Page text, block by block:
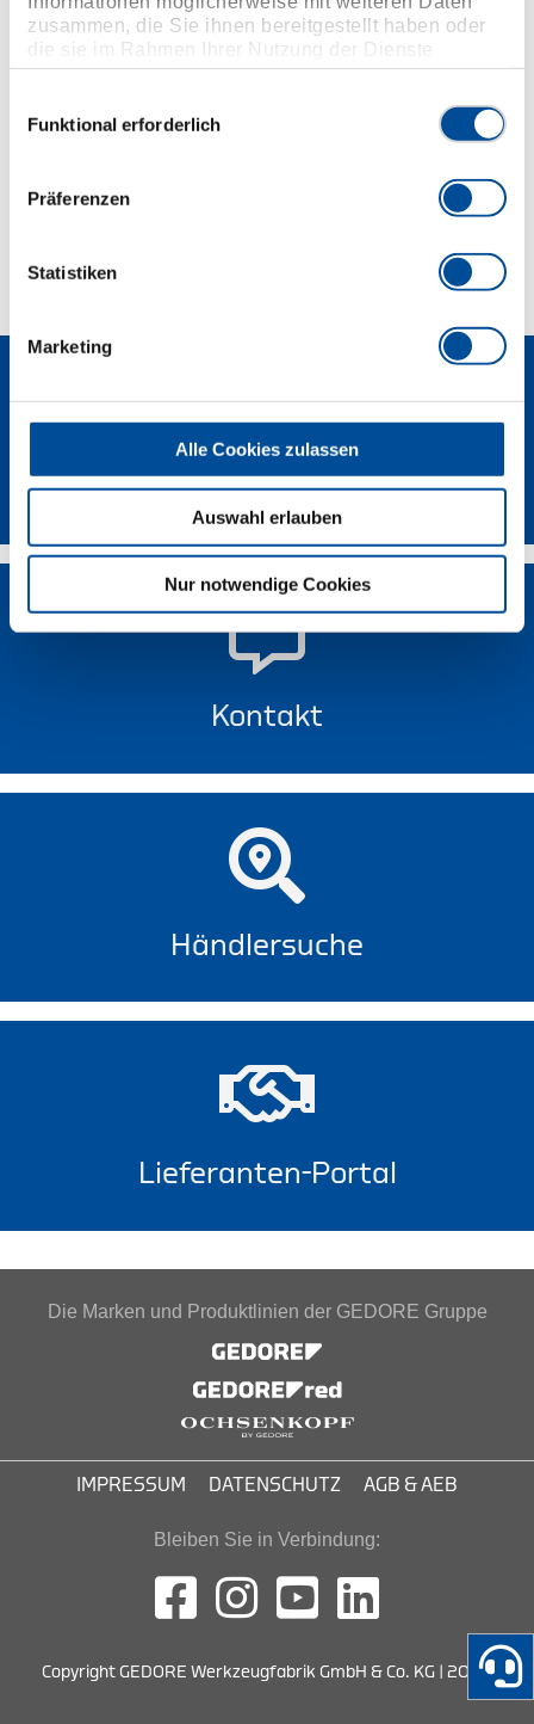
zusammen, die Sie ihnen bereitgestellt haben oder
die sie im Rahmen Ihrer Nutzung der Dienste
gesammelt haben. Unsere vollständige
Funktional erforderlich
Präferenzen
Statistiken
Marketing
Alle Cookies zulassen
Auswahl erlauben
Nur notwendige Cookies
Zum Ausdrücken des Kugelgelenkzapfens aus dem
Lenkhebel, Achsschenkel, Stabilisator etc.
Newsletter
Kontakt
Händlersuche
Lieferanten-Portal
Die Marken und Produktlinien der GEDORE Gruppe
IMPRESSUM DATENSCHUTZ AGB & AEB
Bleiben Sie in Verbindung:
Copyright GEDORE Werkzeugfabrik GmbH & Co. KG | 2026